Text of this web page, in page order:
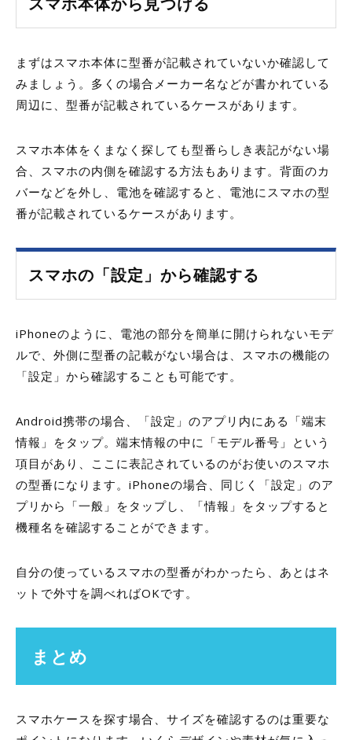
まずはスマホ本体に型番が記載されていないか確認して
みましょう。多くの場合メーカー名などが書かれている
周辺に、型番が記載されているケースがあります。
スマホ本体をくまなく探しても型番らしき表記がない場
合、スマホの内側を確認する方法もあります。背面のカ
バーなどを外し、電池を確認すると、電池にスマホの型
番が記載されているケースがあります。
スマホの「設定」から確認する
iPhoneのように、電池の部分を簡単に開けられないモデ
ルで、外側に型番の記載がない場合は、スマホの機能の
「設定」から確認することも可能です。
Android携帯の場合、「設定」のアプリ内にある「端末
情報」をタップ。端末情報の中に「モデル番号」という
項目があり、ここに表記されているのがお使いのスマホ
の型番になります。iPhoneの場合、同じく「設定」のア
プリから「一般」をタップし、「情報」をタップすると
機種名を確認することができます。
自分の使っているスマホの型番がわかったら、あとはネ
ットで外寸を調べればOKです。
まとめ
スマホケースを探す場合、サイズを確認するのは重要な